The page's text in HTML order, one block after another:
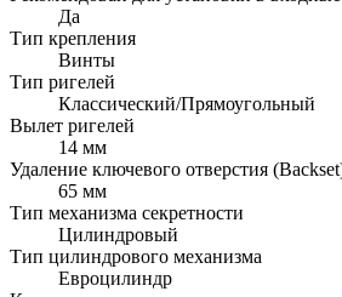
Да
Тип крепления
Винты
Тип ригелей
Классический/Прямоугольный
Вылет ригелей
14 мм
Удаление ключевого отверстия
65 мм
Тип механизма секретности
Цилиндровый
Тип цилиндрового механизма
Евроцилиндр